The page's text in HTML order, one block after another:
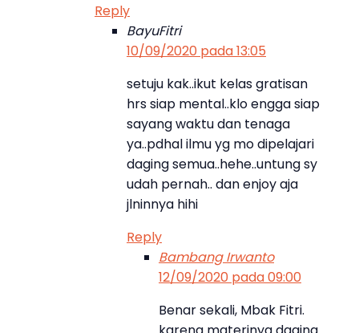
Reply
BayuFitri
10/09/2020 pada 13:05
setuju kak..ikut kelas gratisan
hrs siap mental..klo engga siap
sayang waktu dan tenaga
ya..pdhal ilmu yg mo dipelajari
daging semua..hehe..untung sy
udah pernah.. dan enjoy aja
jlninnya hihi
Reply
Bambang Irwanto
12/09/2020 pada 09:00
Benar sekali, Mbak Fitri.